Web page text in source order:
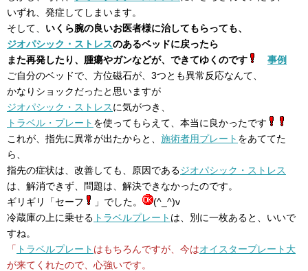
いずれ、発症してしまいます。
そして、 いくら腕の良いお医者様に治してもらっても、
ジオパシック・ストレスのあるベッドに戻ったら
また再発したり、腫瘍やガンなどが、できてゆくのです
事例
ご自分のベッドで、方位磁石が、3つとも異常反応なんて、
かなりショックだったと思いますが
ジオパシック・ストレスに気がつき、
トラベル・プレート を使ってもらえて、本当に良かったです
これが、指先に異常が出たからと、 施術者用プレート をあててた
ら、
指先の症状は、改善しても、原因であるジオパシック・ストレス
は、解消できず、問題は、解決できなかったのです。
ギリギリ「セーフ
」でした。
(^_^)v
冷蔵庫の上に乗せる トラベルプレート は、別に一枚あると、いいで
すね。
「 トラベルプレート はもちろんですが、今はオイスタープレート大
が来てくれたので、心強いです。